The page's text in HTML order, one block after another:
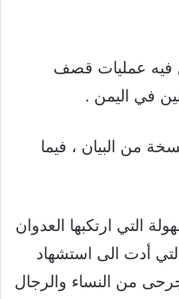
فيه عمليات قصف
في اليمن .
من البيان ، فيما
التي ارتكبها العدوان
أدت الى استشهاد
من النساء والرجال